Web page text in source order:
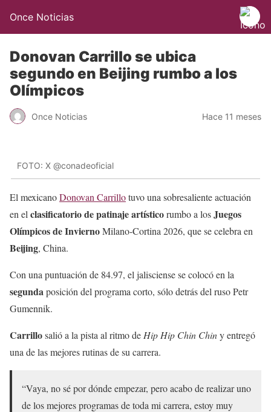
Once Noticias
Donovan Carrillo se ubica
segundo en Beijing rumbo a los
Olímpicos
Once Noticias Hace 11 meses
FOTO: X @conadeoficial
El mexicanoDonovan Carrillotuvo una sobresaliente actuación
en el clasificatorio de patinaje artísticorumbo a losJuegos
Olímpicos de InviernoMilano-Cortina 2026, que se celebra en
Beijing, China.
Con una puntuación de 84.97, el jalisciense se colocó en la
segundaposición del programa corto, sólo detrás del ruso Petr
Gumennik.
Carrillosalió a la pista al ritmo de Hip Hip Chin Chiny entregó
una de las mejores rutinas de su carrera.
“Vaya, no sé por dónde empezar, pero acabo de realizar uno
de los mejores programas de toda mi carrera, estoy muy